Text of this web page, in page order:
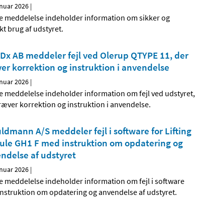
2026 |
meddelelse indeholder information om sikker og
brug af udstyret.
AB meddeler fejl ved Olerup QTYPE 11, der
korrektion og instruktion i anvendelse
2026 |
meddelelse indeholder information om fejl ved udstyret,
korrektion og instruktion i anvendelse.
A/S meddeler fejl i software for Lifting
GH1 F med instruktion om opdatering og
af udstyret
2026 |
meddelelse indeholder information om fejl i software
om opdatering og anvendelse af udstyret.